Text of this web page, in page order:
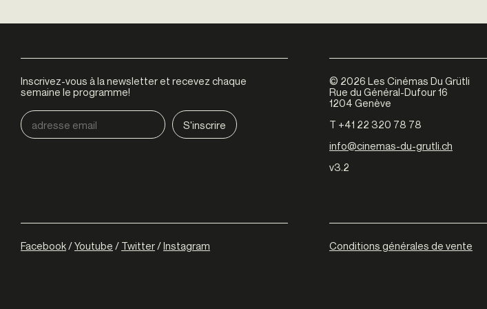
Inscrivez-vous à la newsletter et recevez chaque
semaine le programme!
© 2026 Les Cinémas Du Grütli
Rue du Général-Dufour 16
1204 Genève
T +41 22 320 78 78
info@cinemas-du-grutli.ch
v3.2
Facebook/Youtube / Twitter/Instagram Conditions générales de vente